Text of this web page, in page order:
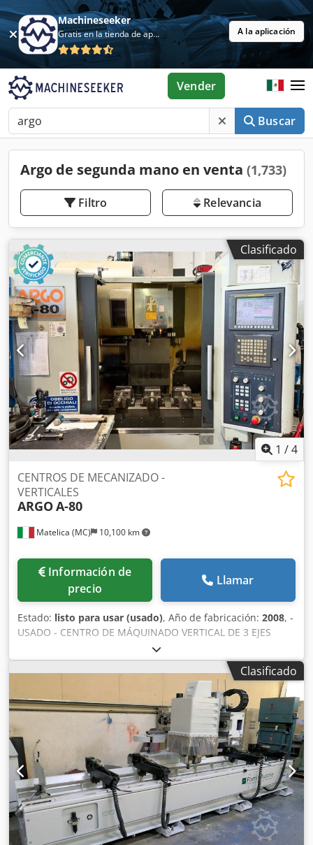
Machineseeker
Gratis en la tienda de aplicaciones A la aplicación
Buscar
Vender
Argo de segunda mano en venta (1,733)
Filtro Relevancia
Clasificado
1 /4
Matelica (MC) 10,100 km
CENTROS DE MECANIZADO -
VERTICALES
ARGOA-80
Información de
precio
Llamar
Estado: listo para usar (usado), Año de fabricación: 2008, -
USADO - CENTRO DE MÁQUINADO VERTICAL DE 3 EJES
RECORRIDO DEL EJE X: 800 mm RECORRIDO DEL EJE Y: 530
mm RECORRIDO DEL EJE Z: 530 mm DISTANCIA ENTRE EL
NARIZ DEL HUSILLO Y LA MESA: 70-600 mm AVANCE
RÁPIDO EN LOS EJES X - Y - Z: 48 m/min HUSILLO: 120 -
12000 rpm; 5,5-7,5 kW; ISO 40 DIMENSIONES DE LA MESA:
900 x 520 mm CARGA MÁXIMA ADMITIDA: 200 kg ALMACÉN
DE HERRAMIENTAS: TIPO CESTA; 25 POSICIONES
DIÁMETRO MÁXIMO DE LA HERRAMIENTA: 63,5 (80) mm
LONGITUD MÁXIMA DE LA HERRAMIENTA: 250 mm PESO
MÁXIMO DE LA HERRAMIENTA: 4 kg Djdpfxey R E T Ro
Ambjck UNIDAD DE CONTROL: FANUC 0i-MC PESO: 5500 kg
DIMENSIONES TOTALES: 3250 x 1900 x 2700 mm
ACCESORIOS: TRANSPORTADOR DE VIRUTAS;
REFRIGERANTE A ALTA PRESIÓN; RUEDA MANUAL PORTÁTIL
Clasificado